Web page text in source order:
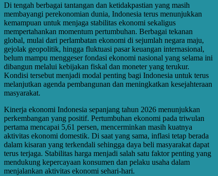
Di tengah berbagai tantangan dan ketidakpastian yang masih
membayangi perekonomian dunia, Indonesia terus menunjukkan
kemampuan untuk menjaga stabilitas ekonomi sekaligus
mempertahankan momentum pertumbuhan. Berbagai tekanan
global, mulai dari perlambatan ekonomi di sejumlah negara maju,
gejolak geopolitik, hingga fluktuasi pasar keuangan internasional,
belum mampu menggeser fondasi ekonomi nasional yang selama ini
dibangun melalui kebijakan fiskal dan moneter yang terukur.
Kondisi tersebut menjadi modal penting bagi Indonesia untuk terus
melanjutkan agenda pembangunan dan meningkatkan kesejahteraan
masyarakat.
Kinerja ekonomi Indonesia sepanjang tahun 2026 menunjukkan
perkembangan yang positif. Pertumbuhan ekonomi pada triwulan
pertama mencapai 5,61 persen, mencerminkan masih kuatnya
aktivitas ekonomi domestik. Di saat yang sama, inflasi tetap berada
dalam kisaran yang terkendali sehingga daya beli masyarakat dapat
terus terjaga. Stabilitas harga menjadi salah satu faktor penting yang
mendukung kepercayaan konsumen dan pelaku usaha dalam
menjalankan aktivitas ekonomi sehari-hari.